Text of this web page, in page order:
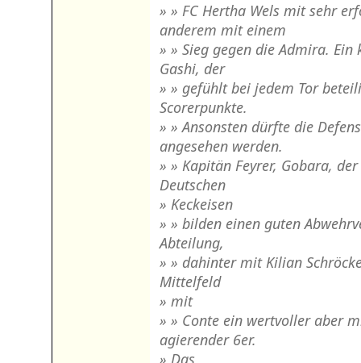
» » FC Hertha Wels mit sehr
anderem mit einem
» » Sieg gegen die Admira.
Gashi, der
» » gefühlt bei jedem Tor
Scorerpunkte.
» » Ansonsten dürfte die
angesehen werden.
» » Kapitän Feyrer, Gobara,
Deutschen
» Keckeisen
» » bilden einen guten
Abteilung,
» » dahinter mit Kilian
Mittelfeld
» mit
» » Conte ein wertvoller aber
agierender 6er.
» Das